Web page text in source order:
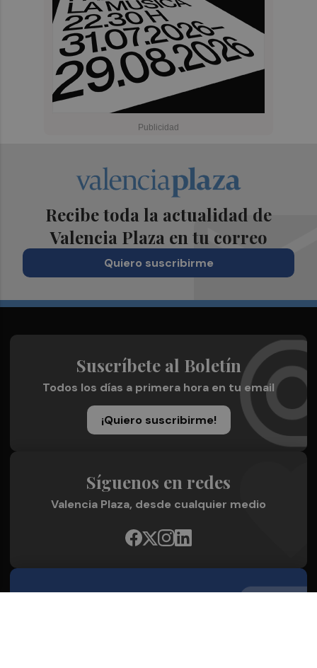
Recibe toda la actualidad de
Valencia Plaza en tu correo
Quiero suscribirme
Suscríbete al Boletín
Todos los días a primera hora en tu email
¡Quiero suscribirme!
Síguenos en redes
Valencia Plaza, desde cualquier medio
Quienes Somos